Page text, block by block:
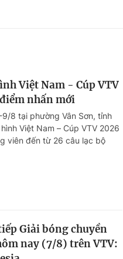
Việt Nam - Cúp VTV
nhấn mới
8 tại phường Vân Sơn, tỉnh
Việt Nam – Cúp VTV 2026
viên đến từ 26 câu lạc bộ
Giải bóng chuyền
nay (7/8) trên VTV: